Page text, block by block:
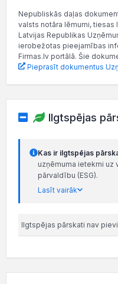
Nepubliskās daļas
valsts notāra lēmumi, tiesas
Latvijas Republikas
ierobežotas pieejamības
Firmas.lv portālā. Šie
Pieprasīt dokumentus
Ilgtspējas
Kas ir ilgtspējas
uzņēmuma ietekmi uz
pārvaldību (ESG).
Lasīt vairāk
Ilgtspējas pārskati nav